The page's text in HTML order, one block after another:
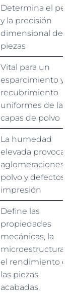
Determina el
y la precisión
dimensional de
piezas
Vital para un
esparcimiento y
recubrimiento
uniformes de las
capas de polvo
La humedad
elevada provoca
aglomeraciones
polvo y defectos
impresión
Define las
propiedades
mecánicas, la
microestructura y
el rendimiento de
las piezas
acabadas.